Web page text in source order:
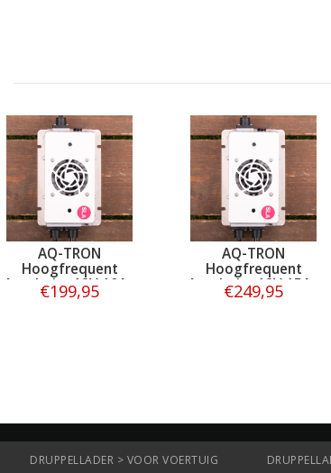
AQ-TRON
Hoogfrequent
Acculader 12V 10A -
SLA
€199,95
AQ-TRON
Hoogfrequent
Acculader 12V 15A -
SLA
€249,95
DRUPPELLADER > VOOR VOERTUIG